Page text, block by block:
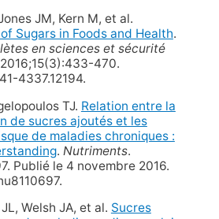
JM, Kern M, et al.
Sugars in Foods and Health.
en sciences et sécurité
470.
4337.12194.
TJ. Relation entre la
de sucres ajoutés et les
de maladies chroniques :
. Nutriments.
Publié le 4 novembre 2016.
Welsh JA, et al. Sucres